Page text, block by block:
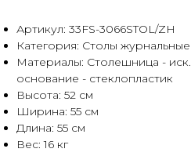
Артикул: 33FS-3066STOL/ZH
Категория: Столы журнальные
Материалы: Столешница -
основание - стеклопластик
Высота: 52 см
Ширина: 55 см
Длина: 55 см
Вес: 16 кг